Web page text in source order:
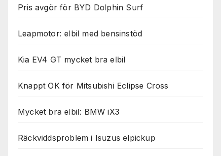
Pris avgör för BYD Dolphin Surf
Leapmotor: elbil med bensinstöd
Kia EV4 GT mycket bra elbil
Knappt OK för Mitsubishi Eclipse Cross
Mycket bra elbil: BMW iX3
Räckviddsproblem i Isuzus elpickup